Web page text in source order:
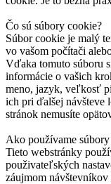
Čo sú súbory cookie?
Súbor cookie je malý
vo vašom počítači
Vďaka tomuto súboru
informácie o vašich
meno, jazyk, veľkosť
ich pri ďalšej návšteve
stránok nemusíte
Ako používame
Tieto webstránky
použivateľských
záujmom